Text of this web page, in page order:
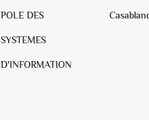
POLE DES
SYSTEMES
D'INFORMATION